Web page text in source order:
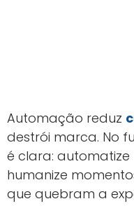
Automação reduz
destrói marca. No
é clara: automatize
humanize
que quebram a